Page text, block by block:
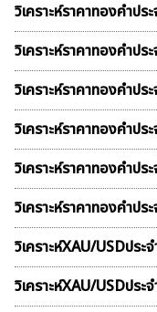
วิเคราะห์ราคาทองคําป
วิเคราะห์ราคาทองคําป
วิเคราะห์ราคาทองคําป
วิเคราะห์ราคาทองคําปร
วิเคราะห์ราคาทองคําปร
วิเคราะห์ราคาทองคําปร
วิเคราะห์XAU/USDปร
วิเคราะห์XAU/USDปร